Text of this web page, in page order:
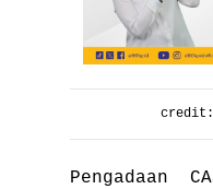
credit:
Pengadaan